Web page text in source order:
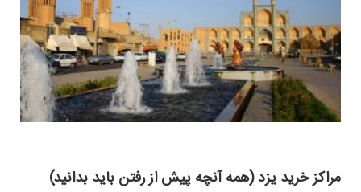
مراکز خرید یزد (همه آنچه پیش از رفتن باید بدانید)